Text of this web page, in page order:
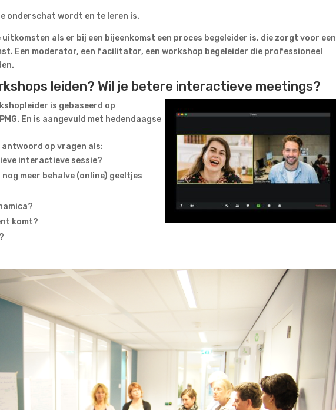
onderschat wordt en te leren is.
als er bij een bijeenkomst een proces begeleider is, die zorgt voor een
Een moderator, een facilitator, een workshop begeleider die professioneel
leiden? Wil je betere interactieve meetings?
is gebaseerd op
En is aangevuld met hedendaagse
op vragen als:
interactieve sessie?
meer behalve (online) geeltjes
komt?